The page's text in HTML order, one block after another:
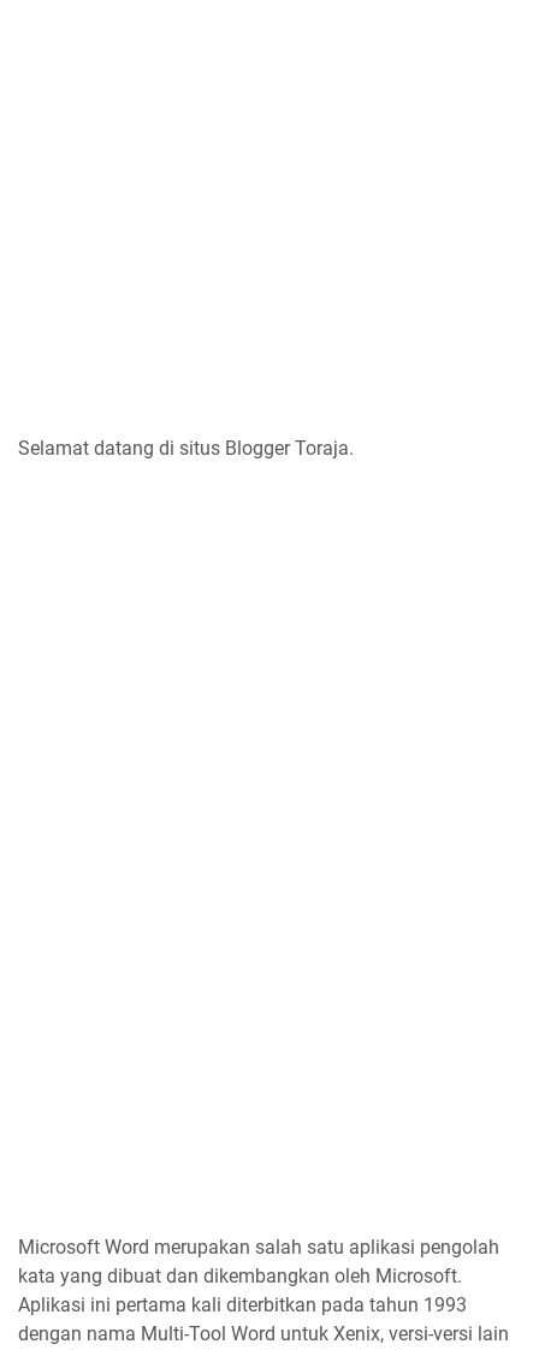
Selamat datang di situs Blogger Toraja.
Microsoft Word merupakan salah satu aplikasi pengolah
kata yang dibuat dan dikembangkan oleh Microsoft.
Aplikasi ini pertama kali diterbitkan pada tahun 1993
dengan nama Multi-Tool Word untuk Xenix, versi-versi lain